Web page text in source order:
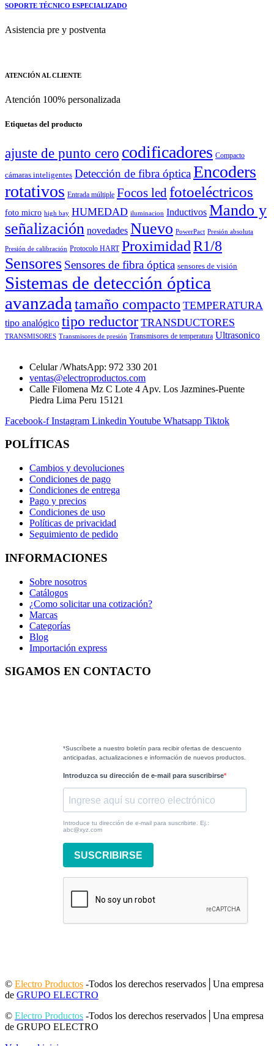
SOPORTE TÉCNICO ESPECIALIZADO
Asistencia pre y postventa
ATENCIÓN AL CLIENTE
Atención 100% personalizada
Etiquetas del producto
ajuste de punto cero codificadores Compacto
cámaras inteligentes Detección de fibra ópticaEncoders
rotativos Entrada múltiple Focos led fotoeléctricos
foto micro high bay HUMEDAD iluminacion Inductivos Mando y
señalización novedades Nuevo PowerPact Presión absoluta
Presión de calibración Protocolo HART ProximidadR1/8
Sensores Sensores de fibra óptica sensores de visión
Sistemas de detección óptica
avanzada tamaño compacto TEMPERATURA
tipo analógico tipo reductor TRANSDUCTORES
TRANSMISORES Transmisores de presión Transmisores de temperatura Ultrasonico
Celular /WhatsApp: 972 330 201
ventas@electroproductos.com
Calle Filomena Mz C Lote 4 Apv. Los Jazmines-Puente
Piedra Lima Peru 15121
Facebook-f Instagram Linkedin Youtube Whatsapp Tiktok
POLÍTICAS
Cambios y devoluciones
Condiciones de pago
Condiciones de entrega
Pago y precios
Condiciones de uso
Políticas de privacidad
Seguimiento de pedido
INFORMACIONES
Sobre nosotros
Catálogos
¿Como solicitar una cotización?
Marcas
Categorías
Blog
Importación express
SIGAMOS EN CONTACTO
*Suscríbete a nuestro boletín para recibir ofertas de descuento
anticipadas, actualizaciones e información de nuevos productos.
Introduzca su dirección de e-mail para suscribirse
Introduce tu dirección de e-mail para suscribirte. Ej.:
abc@xyz.com
SUSCRIBIRSE
© Electro Productos -Todos los derechos reservados│Una empresa
de GRUPO ELECTRO
© Electro Productos -Todos los derechos reservados│Una empresa
de GRUPO ELECTRO